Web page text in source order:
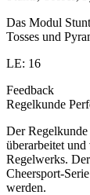
Das Modul
Tosses und
LE: 16
Feedback
Regelkunde
Der
überarbeitet
Regelwerks.
Cheersport-
werden.